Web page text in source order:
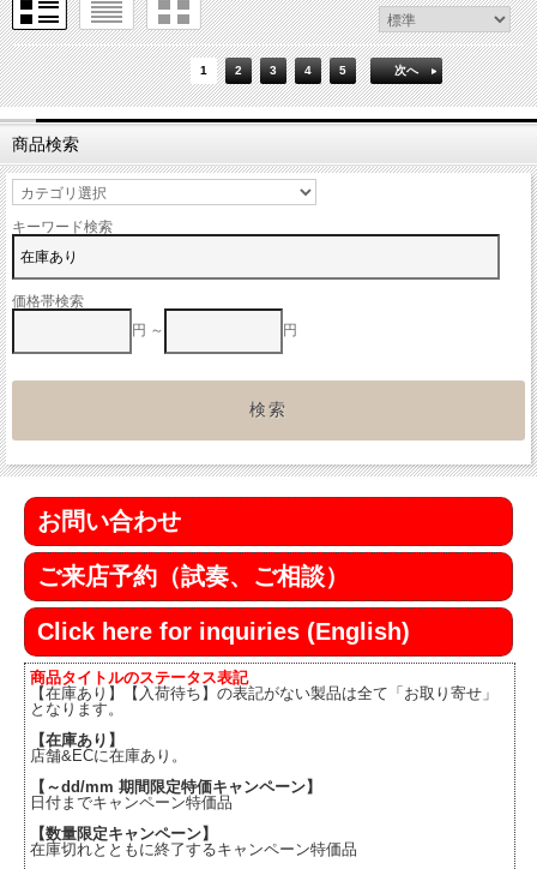
1 2 3 4 5 次へ
商品検索
キーワード検索
価格帯検索
円 ～
円
お問い合わせ
ご来店予約（試奏、ご相談）
Click here for inquiries (English)
商品タイトルのステータス表記
【在庫あり】【入荷待ち】の表記がない製品は全て「お取り寄せ」
となります。
【在庫あり】
店舗&ECに在庫あり。
【～dd/mm 期間限定特価キャンペーン】
日付までキャンペーン特価品
【数量限定キャンペーン】
在庫切れとともに終了するキャンペーン特価品